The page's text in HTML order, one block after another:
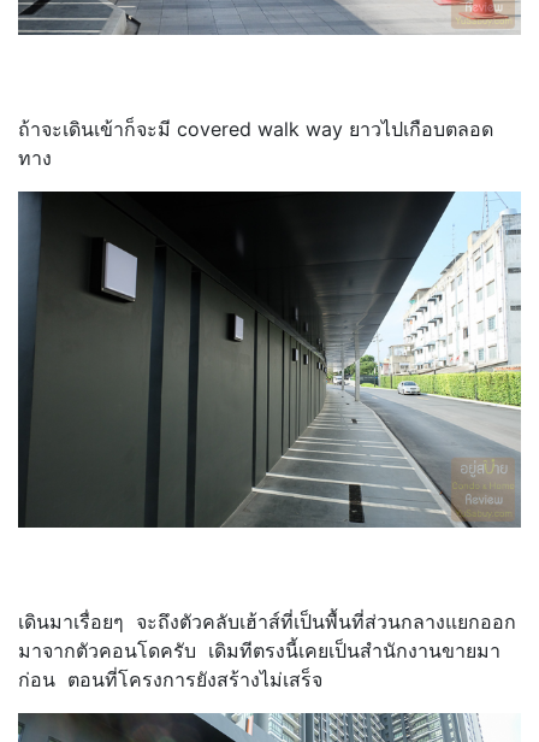
ถ้าจะเดินเข้าก็จะมี covered walk way ยาวไปเกือบตลอด
ทาง
เดินมาเรื่อยๆ จะถึงตัวคลับเฮ้าส์ที่เป็นพื้นที่ส่วนกลางแยกออก
มาจากตัวคอนโดครับ เดิมทีตรงนี้เคยเป็นสำนักงานขายมา
ก่อน ตอนที่โครงการยังสร้างไม่เสร็จ